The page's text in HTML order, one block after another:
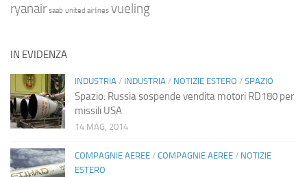
ryanair saab united airlines vueling
IN EVIDENZA
INDUSTRIA / INDUSTRIA / NOTIZIE ESTERO / SPAZIO
Spazio: Russia sospende vendita motori RD180 per
missili USA
14 MAG, 2014
COMPAGNIE AEREE / COMPAGNIE AEREE / NOTIZIE
ESTERO